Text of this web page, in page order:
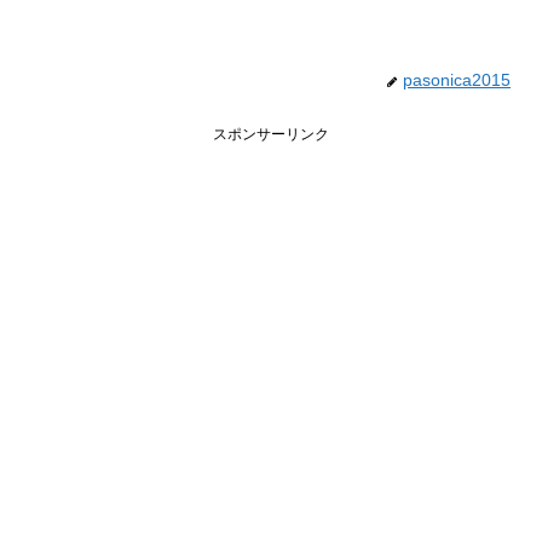
pasonica2015
スポンサーリンク